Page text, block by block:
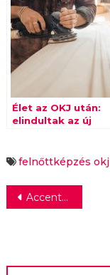
Élet az OKJ után:
elindultak az új
felnőttképzés okj
Bejegyzés
Accenture: másfél év kell az európai vállalatoknak a visszaálláshoz